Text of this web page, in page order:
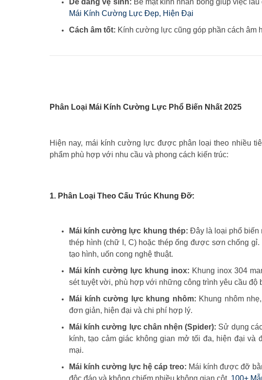
Mái Kính Cường Lực Đẹp, Hiện Đại
Cách âm tốt: Kính cường lực cũng góp phần cách âm
Phân Loại Mái Kính Cường Lực Phổ Biến Nhất 2025
Hiện nay, mái kính cường lực được phân loại theo nhiều
phẩm phù hợp với nhu cầu và phong cách kiến trúc:
1. Phân Loại Theo Cấu Trúc Khung Đỡ:
Mái kính cường lực khung thép: Đây là loại phổ biến
thép hình (chữ I, C) hoặc thép ống được sơn chống
tạo hình, uốn cong nghệ thuật.
Mái kính cường lực khung inox: Khung inox 304
sét tuyệt vời, phù hợp với những công trình yêu cầu độ
Mái kính cường lực khung nhôm: Khung nhôm
đơn giản, hiện đại và chi phí hợp lý.
Mái kính cường lực chân nhện (Spider): Sử dụng
kính, tạo cảm giác không gian mở tối đa, hiện đại
mại.
Mái kính cường lực hệ cáp treo: Mái kính được đỡ
độc đáo và không chiếm nhiều không gian cột. 100+